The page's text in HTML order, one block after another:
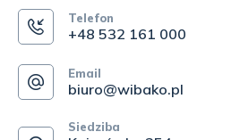
Telefon
+48 532 161 000
Email
biuro@wibako.pl
Siedziba